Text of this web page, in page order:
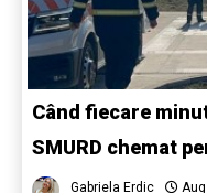
Când fiecare
SMURD chemat
Gabriela Erdic